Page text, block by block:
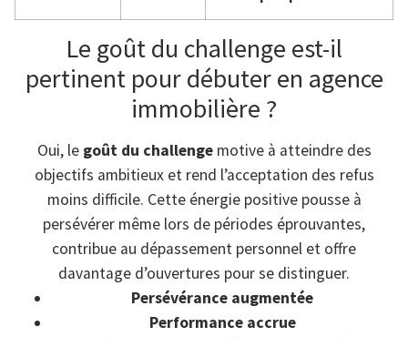
Le goût du challenge est-il
pertinent pour débuter en agence
immobilière ?
Oui, le goût du challengemotive à atteindre des
objectifs ambitieux et rend l’acceptation des refus
moins difficile. Cette énergie positive pousse à
persévérer même lors de périodes éprouvantes,
contribue au dépassement personnel et offre
davantage d’ouvertures pour se distinguer.
Persévérance augmentée
Performance accrue